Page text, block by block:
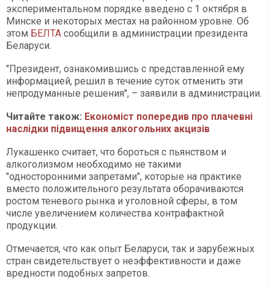
экспериментальном порядке введено с 1 октября в
Минске и некоторых местах на районном уровне. Об
этом БЕЛТА сообщили в администрации президента
Беларуси.
"Президент, ознакомившись с представленной ему
информацией, решил в течение суток отменить эти
непродуманные решения", – заявили в администрации.
Читайте також: Економіст попередив про плачевні
наслідки підвищення алкогольних акцизів
Лукашенко считает, что бороться с пьянством и
алкоголизмом необходимо не такими
"односторонними запретами", которые на практике
вместо положительного результата оборачиваются
ростом теневого рынка и уголовной сферы, в том
числе увеличением количества контрафактной
продукции.
Отмечается, что как опыт Беларуси, так и зарубежных
стран свидетельствует о неэффективности и даже
вредности подобных запретов.